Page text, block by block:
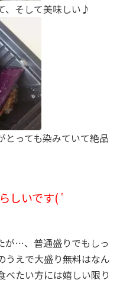
、そして美味しい♪
とっても染みていて絶品
しいです( ﾟ
が…、普通盛りでもしっ
えで大盛り無料はなん
たい方には嬉しい限り